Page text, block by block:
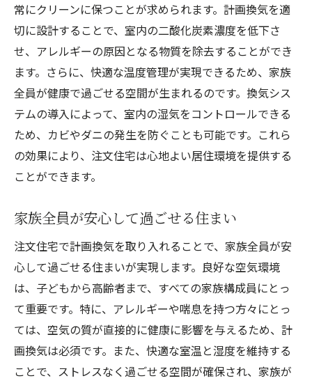
常にクリーンに保つことが求められます。計画換気を適
切に設計することで、室内の二酸化炭素濃度を低下さ
せ、アレルギーの原因となる物質を除去することができ
ます。さらに、快適な温度管理が実現できるため、家族
全員が健康で過ごせる空間が生まれるのです。換気シス
テムの導入によって、室内の湿気をコントロールできる
ため、カビやダニの発生を防ぐことも可能です。これら
の効果により、注文住宅は心地よい居住環境を提供する
ことができます。
家族全員が安心して過ごせる住まい
注文住宅で計画換気を取り入れることで、家族全員が安
心して過ごせる住まいが実現します。良好な空気環境
は、子どもから高齢者まで、すべての家族構成員にとっ
て重要です。特に、アレルギーや喘息を持つ方々にとっ
ては、空気の質が直接的に健康に影響を与えるため、計
画換気は必須です。また、快適な室温と湿度を維持する
ことで、ストレスなく過ごせる空間が確保され、家族が